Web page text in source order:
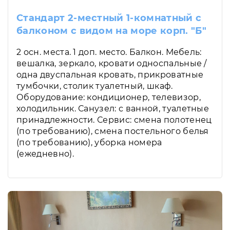
Стандарт 2-местный 1-комнатный с
балконом с видом на море корп. "Б"
2 осн. места. 1 доп. место. Балкон. Мебель:
вешалка, зеркало, кровати односпальные /
одна двуспальная кровать, прикроватные
тумбочки, столик туалетный, шкаф.
Оборудование: кондиционер, телевизор,
холодильник. Санузел: с ванной, туалетные
принадлежности. Сервис: смена полотенец
(по требованию), смена постельного белья
(по требованию), уборка номера
(ежедневно).